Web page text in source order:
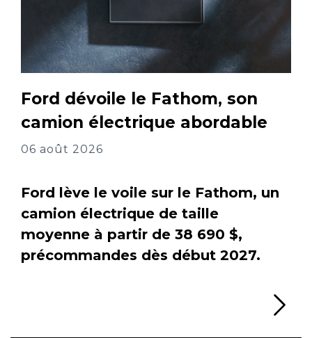
Ford dévoile le Fathom, son
camion électrique abordable
06 août 2026
Ford lève le voile sur le Fathom, un
camion électrique de taille
moyenne à partir de 38 690 $,
précommandes dès début 2027.